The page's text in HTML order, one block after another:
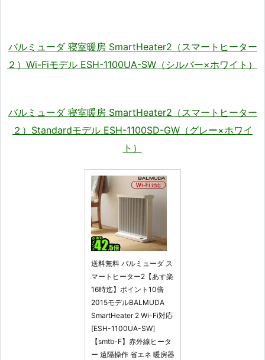
バルミューダ 寝室暖房 SmartHeater2（スマートヒーター
２）Wi-Fiモデル ESH-1100UA-SW（シルバー×ホワイト）
バルミューダ 寝室暖房 SmartHeater2（スマートヒーター
２）Standardモデル ESH-1100SD-GW（グレー×ホワイ
ト）
送料無料 バルミューダ ス
マートヒーター2【あす楽
16時迄】ポイント10倍
2015モデルBALMUDA
SmartHeater 2 Wi-Fi対応
[ESH-1100UA-SW]
【smtb-F】赤外線ヒータ
ー 遠隔操作 省エネ 暖房器